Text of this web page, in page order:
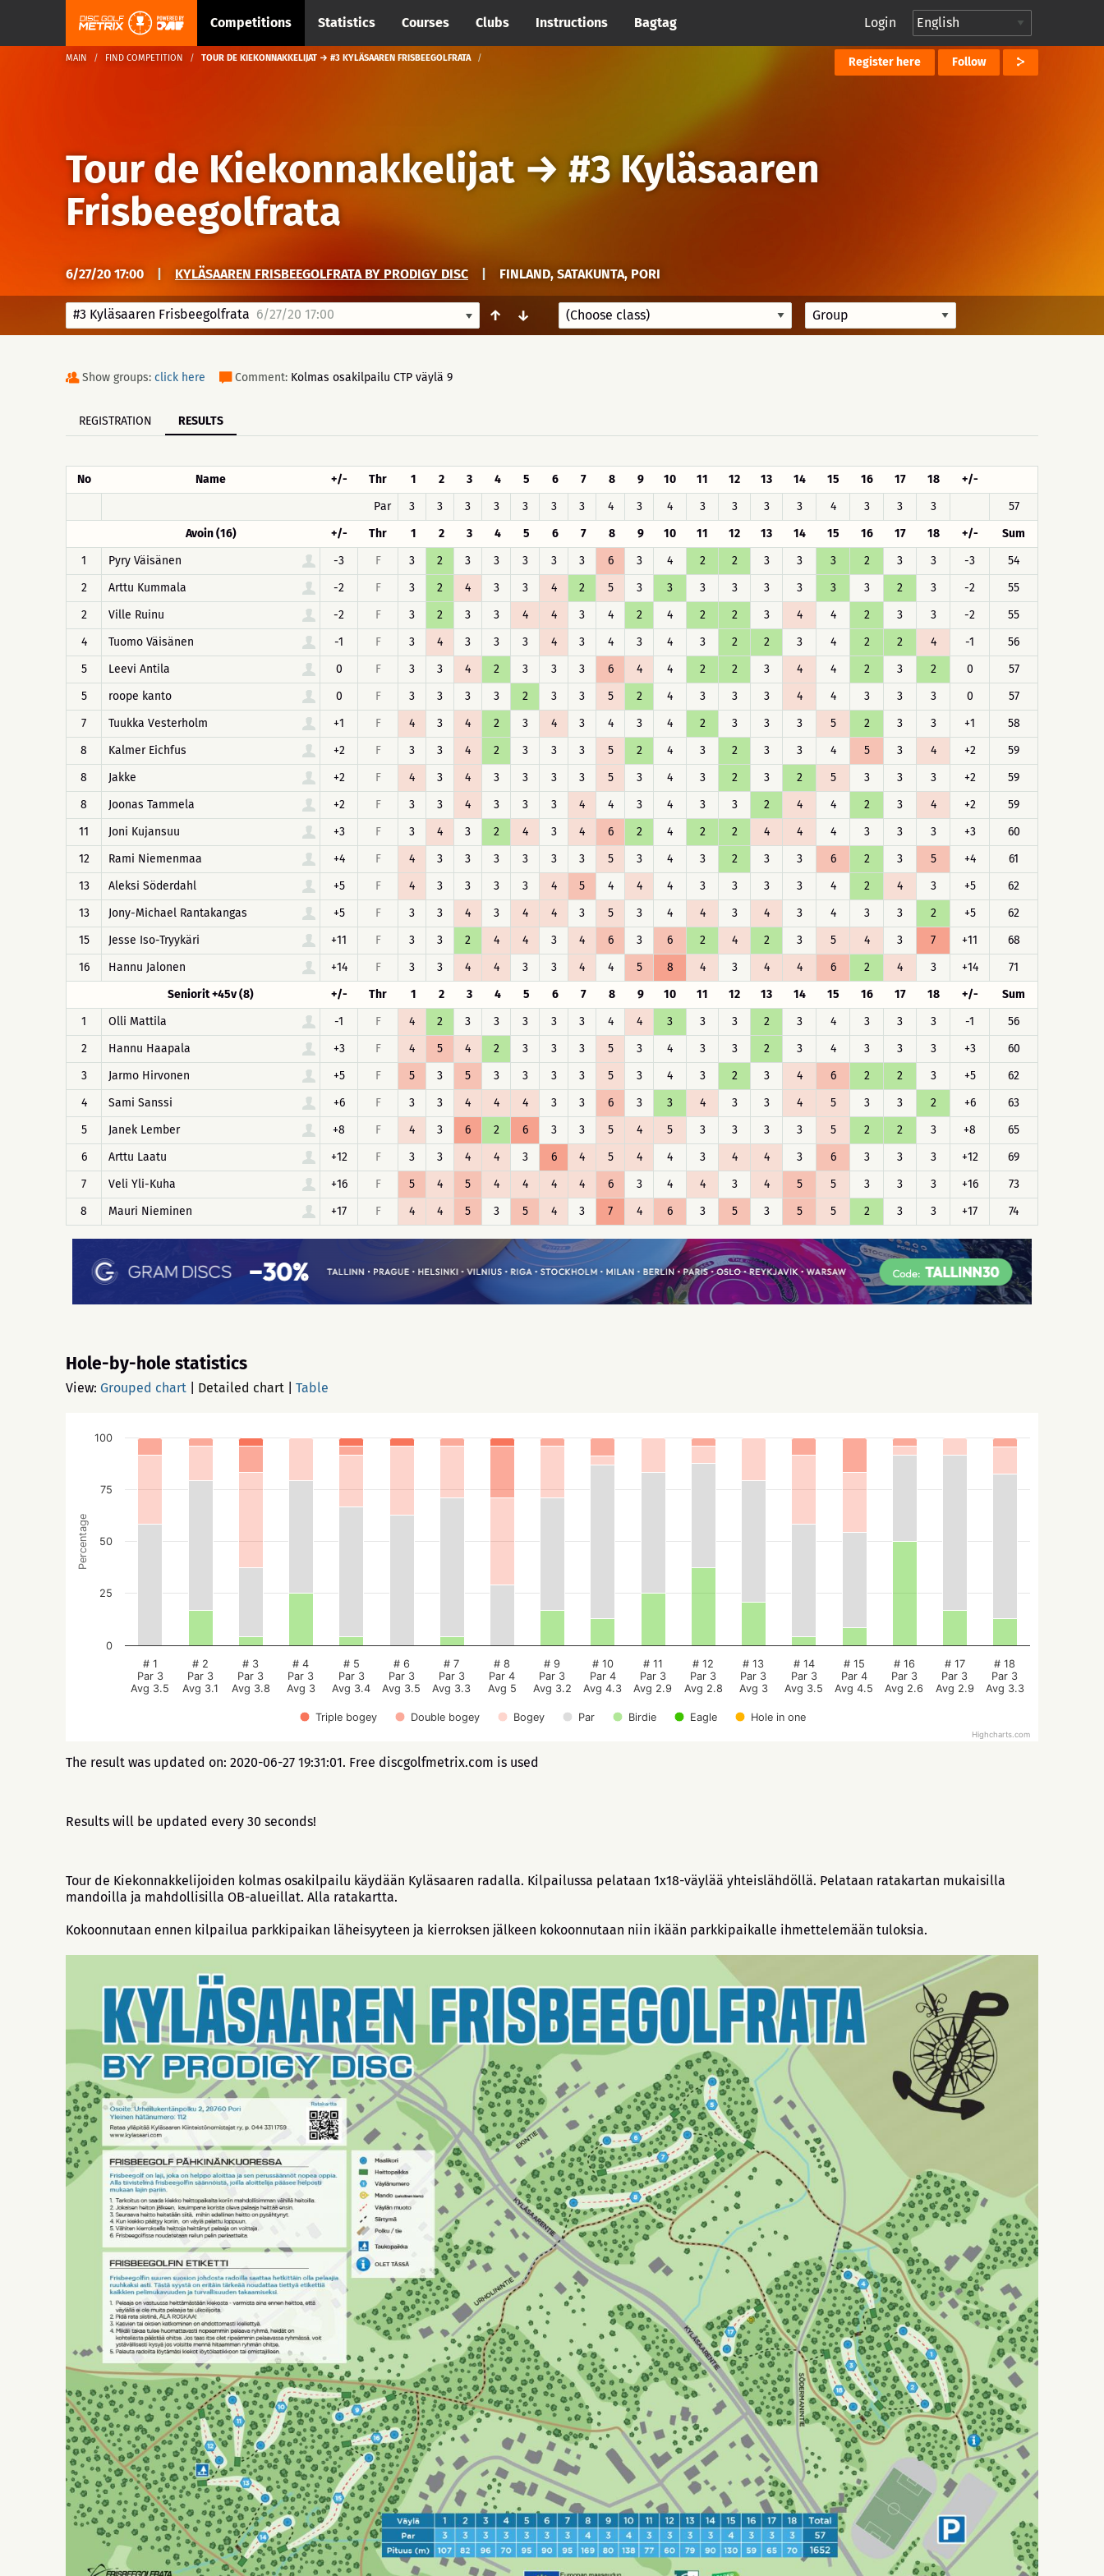
Competitions Statistics Courses Clubs Instructions Bagtag Login
MAIN FIND COMPETITION TOUR DE KIEKONNAKKELIJAT → #3 KYLÄSAAREN FRISBEEGOLFRATA Register here Follow
Tour de Kiekonnakkelijat → #3 Kyläsaaren
Frisbeegolfrata
6/27/20 17:00 KYLÄSAAREN FRISBEEGOLFRATA BY PRODIGY DISC FINLAND, SATAKUNTA, PORI
#3 Kyläsaaren Frisbeegolfrata 6/27/20 17:00 ↑ ↓
Show groups: click here Comment: Kolmas osakilpailu CTP väylä 9
REGISTRATION RESULTS
No Name +/- Thr 1 2 3 4 5 6 7 8 9 10 11 12 13 14 15 16 17 18
+/-
Par
3 3 3 3 3 3 3 4 3 4 3 3 3 3 4 3 3 3
57
Avoin (16)
+/- Thr 1 2 3 4 5 6 7 8 9 10 11 12 13 14 15 16 17 18 +/-
Sum
1
Pyry Väisänen -3 F 3 2 3 3 3 3 3 6 3 4 2 2 3 3 3 2 3 3 -3
54
2
Arttu Kummala -2 F 3 2 4 3 3 4 2 5 3 3 3 3 3 3 3 3 2 3 -2
55
2
Ville Ruinu -2 F 3 2 3 3 4 4 3 4 2 4 2 2 3 4 4 2 3 3 -2
55
4
Tuomo Väisänen -1 F 3 4 3 3 3 4 3 4 3 4 3 2 2 3 4 2 2 4 -1
56
5
Leevi Antila 0 F 3 3 4 2 3 3 3 6 4 4 2 2 3 4 4 2 3 2 0
57
5
roope kanto 0 F 3 3 3 3 2 3 3 5 2 4 3 3 3 4 4 3 3 3 0
57
7
Tuukka Vesterholm +1 F 4 3 4 2 3 4 3 4 3 4 2 3 3 3 5 2 3 3 +1
58
8
Kalmer Eichfus +2 F 3 3 4 2 3 3 3 5 2 4 3 2 3 3 4 5 3 4 +2
59
8
Jakke +2 F 4 3 4 3 3 3 3 5 3 4 3 2 3 2 5 3 3 3 +2
59
8
Joonas Tammela +2 F 3 3 4 3 3 3 4 4 3 4 3 3 2 4 4 2 3 4 +2
59
11
Joni Kujansuu +3 F 3 4 3 2 4 3 4 6 2 4 2 2 4 4 4 3 3 3 +3
60
12
Rami Niemenmaa +4 F 4 3 3 3 3 3 3 5 3 4 3 2 3 3 6 2 3 5 +4
61
13
Aleksi Söderdahl +5 F 4 3 3 3 3 4 5 4 4 4 3 3 3 3 4 2 4 3 +5
62
13
Jony-Michael Rantakangas +5 F 3 3 4 3 4 4 3 5 3 4 4 3 4 3 4 3 3 2 +5
62
15
Jesse Iso-Tryykäri +11 F 3 3 2 4 4 3 4 6 3 6 2 4 2 3 5 4 3 7 +11
68
16
Hannu Jalonen +14 F 3 3 4 4 3 3 4 4 5 8 4 3 4 4 6 2 4 3 +14
71
Seniorit +45v (8)
+/- Thr 1 2 3 4 5 6 7 8 9 10 11 12 13 14 15 16 17 18 +/-
Sum
1
Olli Mattila -1 F 4 2 3 3 3 3 3 4 4 3 3 3 2 3 4 3 3 3 -1
56
2
Hannu Haapala +3 F 4 5 4 2 3 3 3 5 3 4 3 3 2 3 4 3 3 3 +3
60
3
Jarmo Hirvonen +5 F 5 3 5 3 3 3 3 5 3 4 3 2 3 4 6 2 2 3 +5
62
4
Sami Sanssi +6 F 3 3 4 4 4 3 3 6 3 3 4 3 3 4 5 3 3 2 +6
63
5
Janek Lember +8 F 4 3 6 2 6 3 3 5 4 5 3 3 3 3 5 2 2 3 +8
65
6
Arttu Laatu +12 F 3 3 4 4 3 6 4 5 4 4 3 4 4 3 6 3 3 3 +12
69
7
Veli Yli-Kuha +16 F 5 4 5 4 4 4 4 6 3 4 4 3 4 5 5 3 3 3 +16
73
8
Mauri Nieminen +17 F 4 4 5 3 5 4 3 7 4 6 3 5 3 5 5 2 3 3 +17 74
Hole-by-hole statistics
View: Grouped chart Detailed chart Table
Percentage
Triple bogey Double bogey Bogey Par Birdie Eagle Hole in one
# 1
Par 3
Avg 3.5
# 2
Par 3
Avg 3.1
# 3
Par 3
Avg 3.8
# 4
Par 3
Avg 3
# 5
Par 3
Avg 3.4
# 6
Par 3
Avg 3.5
# 7
Par 3
Avg 3.3
# 8
Par 4
Avg 5
# 9
Par 3
Avg 3.2
# 10
Par 4
Avg 4.3
# 11
Par 3
Avg 2.9
# 12
Par 3
Avg 2.8
# 13
Par 3
Avg 3
# 14
Par 3
Avg 3.5
# 15
Par 4
Avg 4.5
# 16
Par 3
Avg 2.6
# 17
Par 3
Avg 2.9
# 18
Par 3
Avg 3.3
0
25
50
75
100
Highcharts.com
The result was updated on: 2020-06-27 19:31:01. Free discgolfmetrix.com is used
Results will be updated every 30 seconds!
Tour de Kiekonnakkelijoiden kolmas osakilpailu käydään Kyläsaaren radalla. Kilpailussa pelataan 1x18-väylää yhteislähdöllä. Pelataan ratakartan mukaisilla
mandoilla ja mahdollisilla OB-alueillat. Alla ratakartta.
Kokoonnutaan ennen kilpailua parkkipaikan läheisyyteen ja kierroksen jälkeen kokoonnutaan niin ikään parkkipaikalle ihmettelemään tuloksia.